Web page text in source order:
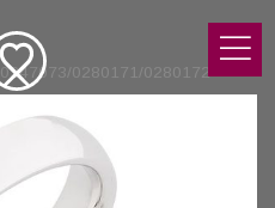
0247073/0280171/0280172